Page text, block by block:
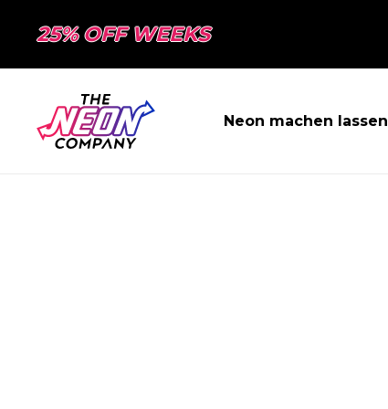
25% OFF WEEKS
Neon machen lassen